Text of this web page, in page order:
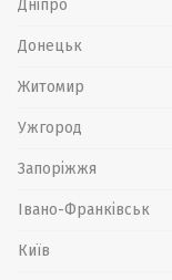
Дніпро
Донецьк
Житомир
Ужгород
Запоріжжя
Івано-Франківськ
Київ